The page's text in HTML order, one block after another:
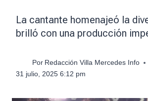
La cantante homenajeó la
brilló con una producción
Por Redacción Villa Mercedes Info
31 julio, 2025 6:12 pm